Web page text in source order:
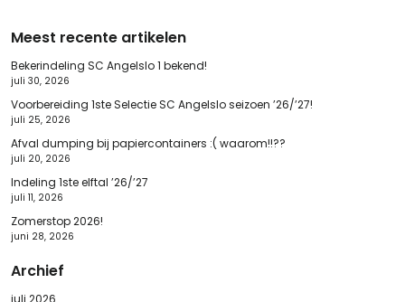
Meest recente artikelen
Bekerindeling SC Angelslo 1 bekend!
juli 30, 2026
Voorbereiding 1ste Selectie SC Angelslo seizoen ’26/’27!
juli 25, 2026
Afval dumping bij papiercontainers :( waarom!!??
juli 20, 2026
Indeling 1ste elftal ’26/’27
juli 11, 2026
Zomerstop 2026!
juni 28, 2026
Archief